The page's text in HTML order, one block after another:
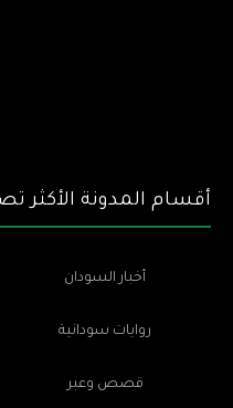
أقسام المدونة الأكثر
أخبار السودان
روايات سودانية
قصص وعبر